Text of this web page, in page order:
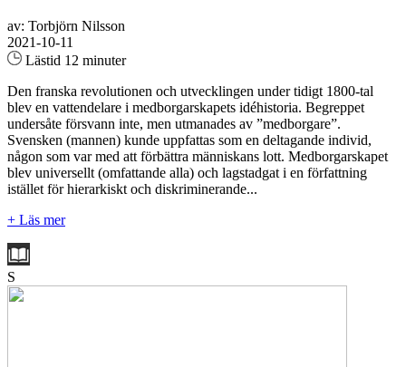
av: Torbjörn Nilsson
2021-10-11
Lästid 12 minuter
Den franska revolutionen och utvecklingen under tidigt 1800-tal
blev en vattendelare i medborgarskapets idéhistoria. Begreppet
undersåte försvann inte, men utmanades av ”medborgare”.
Svensken (mannen) kunde uppfattas som en deltagande individ,
någon som var med att förbättra människans lott. Medborgarskapet
blev universellt (omfattande alla) och lagstadgat i en författning
istället för hierarkiskt och diskriminerande...
+ Läs mer
S